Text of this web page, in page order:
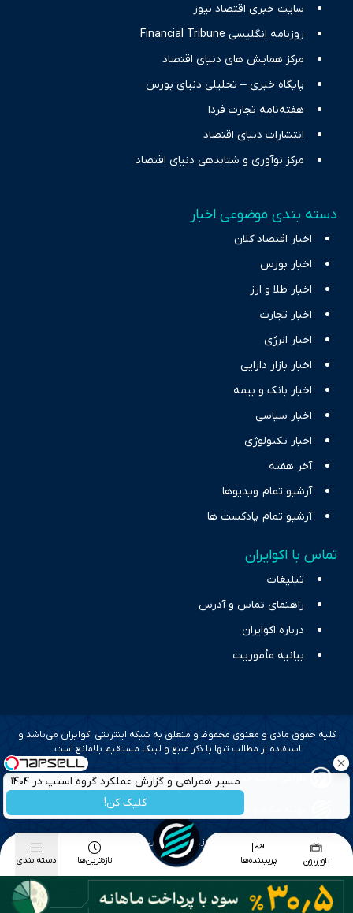
مسیر همراهی و گزارش عملکرد گروه اسنپ در ۱۴۰۴
کلیک کن!
سایت خبری اقتصاد نیوز
روزنامه انگلیسی Financial Tribune
مرکز همایش های دنیای اقتصاد
پایگاه خبری – تحلیلی دنیای بورس
هفته‌نامه تجارت فردا
انتشارات دنیای اقتصاد
مرکز نوآوری و شتابدهی دنیای اقتصاد
دسته بندی موضوعی اخبار
اخبار اقتصاد کلان
اخبار بورس
اخبار طلا و ارز
اخبار تجارت
اخبار انرژی
اخبار بازار دارایی
اخبار بانک و بیمه
اخبار سیاسی
اخبار تکنولوژی
آخر هفته
آرشیو تمام ویدیوها
آرشیو تمام پادکست ها
تماس با اکوایران
تبلیغات
راهنمای تماس و آدرس
درباره اکوایران
بیانیه مأموریت
کلیه حقوق مادی و معنوی محفوظ و متعلق به شبکه اینترنتی اکوایران می‌باشد و
استفاده از مطالب تنها با ذکر منبع و لینک مستقیم بلامانع است.
طراحی سایت خبری و خبرگزاری آسام
بهینه سازی و سئو؛ گروه رسانه ای دنیای اقتصاد
طراحی گرافیک و پیاده سازی؛ برآیند تجربه
تلویزیون پربیننده‌ها تازه‌ترین‌ها دسته بندی